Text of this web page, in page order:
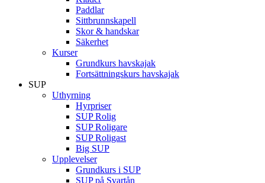
Paddlar
Sittbrunnskapell
Skor & handskar
Säkerhet
Kurser
Grundkurs havskajak
Fortsättningskurs havskajak
SUP
Uthyrning
Hyrpriser
SUP Rolig
SUP Roligare
SUP Roligast
Big SUP
Upplevelser
Grundkurs i SUP
SUP på Svartån